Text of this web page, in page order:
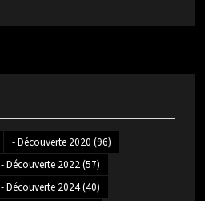
- Découverte 2020 (96)
- Découverte 2022(57)
- Découverte 2024(40)